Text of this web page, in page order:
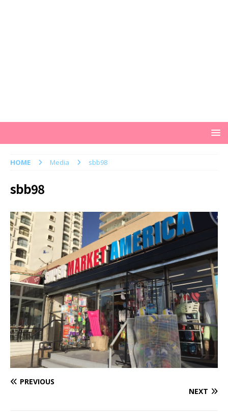
HOME Media sbb98
sbb98
PREVIOUS
NEXT